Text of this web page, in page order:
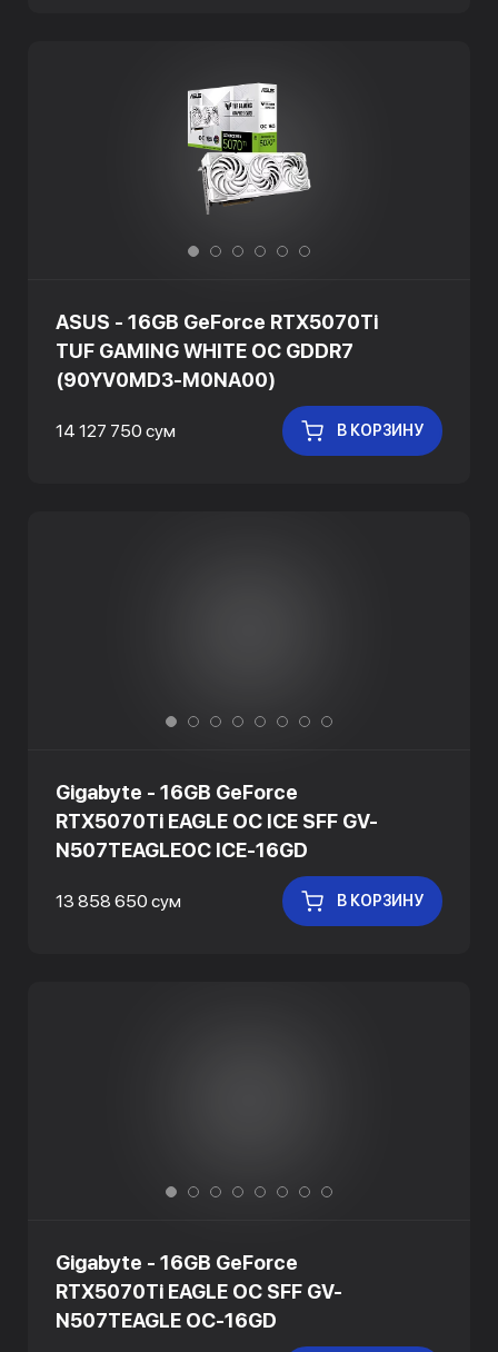
ASUS - 16GB GeForce RTX5070Ti
TUF GAMING WHITE OC GDDR7
(90YV0MD3-M0NA00)
14 127 750 сум В КОРЗИНУ
Gigabyte - 16GB GeForce
RTX5070Ti EAGLE OC ICE SFF GV-
N507TEAGLEOC ICE-16GD
13 858 650 сум В КОРЗИНУ
Gigabyte - 16GB GeForce
RTX5070Ti EAGLE OC SFF GV-
N507TEAGLE OC-16GD